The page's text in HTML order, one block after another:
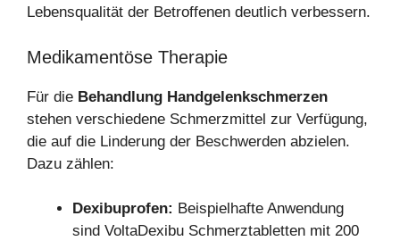
Lebensqualität der Betroffenen deutlich verbessern.
Medikamentöse Therapie
Für die Behandlung Handgelenkschmerzen
stehen verschiedene Schmerzmittel zur Verfügung,
die auf die Linderung der Beschwerden abzielen.
Dazu zählen:
Dexibuprofen: Beispielhafte Anwendung
sind VoltaDexibu Schmerztabletten mit 200